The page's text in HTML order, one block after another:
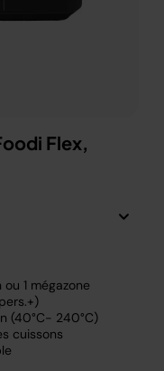
Flex,
1 mégazone
(40°C- 240°C)
cuissons